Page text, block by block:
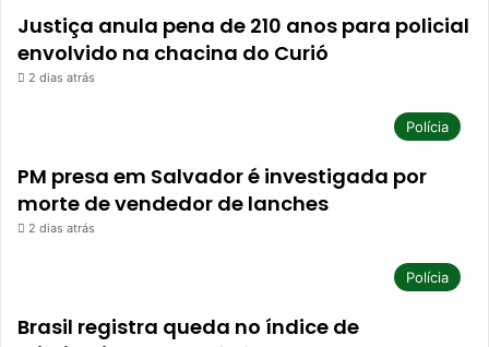
Justiça anula pena de 210 anos para policial
envolvido na chacina do Curió
2 dias atrás
Polícia
PM presa em Salvador é investigada por
morte de vendedor de lanches
2 dias atrás
Polícia
Brasil registra queda no índice de